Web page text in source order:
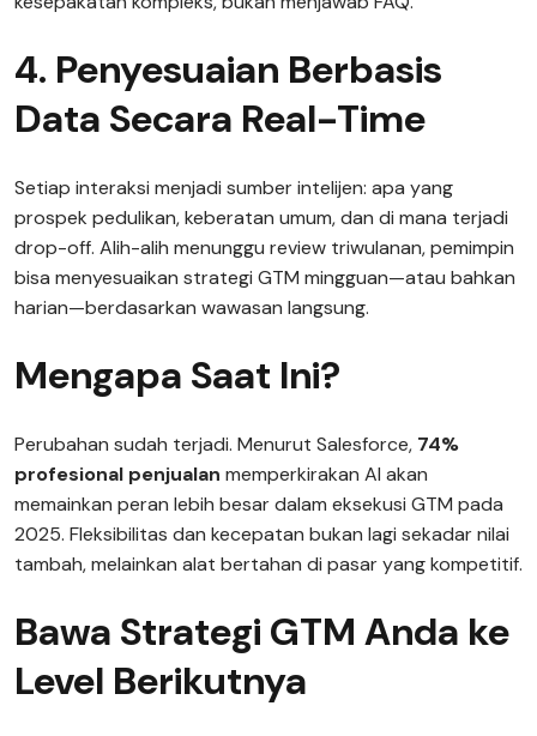
4. Penyesuaian Berbasis
Data Secara Real-Time
Setiap interaksi menjadi sumber intelijen: apa yang
prospek pedulikan, keberatan umum, dan di mana terjadi
drop-off. Alih-alih menunggu review triwulanan, pemimpin
bisa menyesuaikan strategi GTM mingguan—atau bahkan
harian—berdasarkan wawasan langsung.
Mengapa Saat Ini?
Perubahan sudah terjadi. Menurut Salesforce, 74%
profesional penjualan memperkirakan AI akan
memainkan peran lebih besar dalam eksekusi GTM pada
2025. Fleksibilitas dan kecepatan bukan lagi sekadar nilai
tambah, melainkan alat bertahan di pasar yang kompetitif.
Bawa Strategi GTM Anda ke
Level Berikutnya